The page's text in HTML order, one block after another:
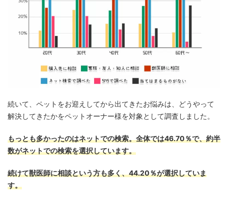
続いて、ペットをお迎えしてから出てきたお悩みは、どうやって
解決してきたかをペットオーナー様を対象として調査しました。
もっとも多かったのはネットでの検索。全体では46.70％で、約半
数がネットでの検索を選択しています。
続けて獣医師に相談という方も多く、44.20％が選択していま
す。